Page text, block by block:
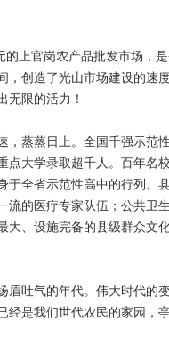
上官岗农产品批发市场，
，创造了光山市场建设的速
无限的活力！
蒸蒸日上。全国千强示范
点大学录取超千人。百年
于全省示范性高中的行列。
流的医疗专家队伍；公共卫
大、设施完备的县级群众文
吐气的年代。伟大时代的
经是我们世代农民的家园，